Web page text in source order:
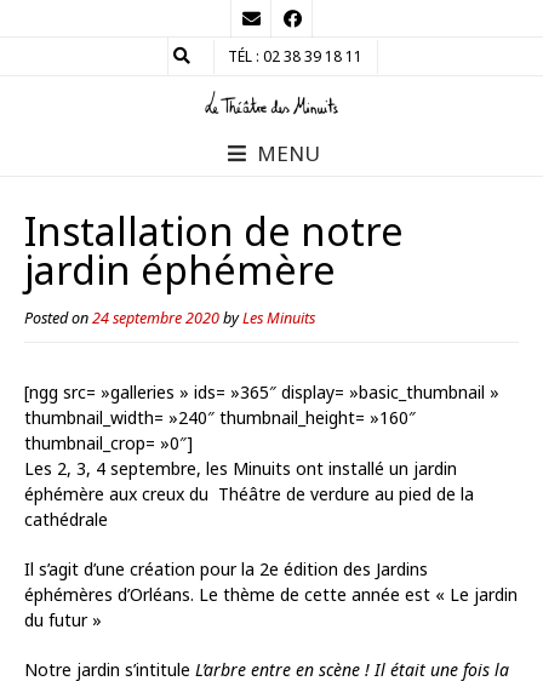
TÉL : 02 38 39 18 11
MENU
Installation de notre
jardin éphémère
Posted on24 septembre 2020byLes Minuits
[ngg src= »galleries » ids= »365″ display= »basic_thumbnail »
thumbnail_width= »240″ thumbnail_height= »160″
thumbnail_crop= »0″]
Les 2, 3, 4 septembre, les Minuits ont installé un jardin
éphémère aux creux du Théâtre de verdure au pied de la
cathédrale
Il s’agit d’une création pour la 2e édition des Jardins
éphémères d’Orléans. Le thème de cette année est « Le jardin
du futur »
Notre jardin s’intitule L’arbre entre en scène ! Il était une fois la